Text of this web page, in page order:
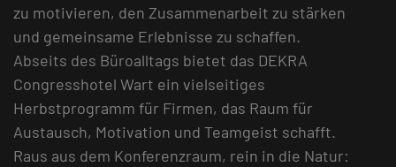
zu motivieren, den Zusammenarbeit zu stärken
und gemeinsame Erlebnisse zu schaffen.
Abseits des Büroalltags bietet das DEKRA
Congresshotel Wart ein vielseitiges
Herbstprogramm für Firmen, das Raum für
Austausch, Motivation und Teamgeist schafft.
Raus aus dem Konferenzraum, rein in die Natur: